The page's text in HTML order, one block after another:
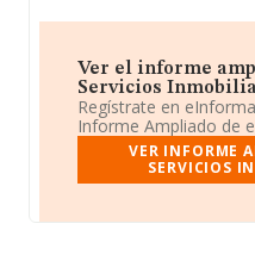
Ver el informe
Servicios
Regístrate en
Informe Ampliado de
VER INFORME
SERVICIOS